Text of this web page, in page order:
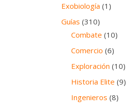
Exobiología (1)
Guías (310)
Combate (10)
Comercio (6)
Exploración (10)
Historia Elite (9)
Ingenieros (8)